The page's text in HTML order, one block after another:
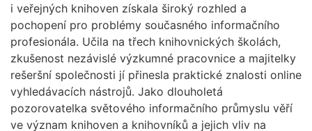
i veřejných knihoven získala široký rozhled a
pochopení pro problémy současného informačního
profesionála. Učila na třech knihovnických školách,
zkušenost nezávislé výzkumné pracovnice a majitelky
rešeršní společnosti jí přinesla praktické znalosti online
vyhledávacích nástrojů. Jako dlouholetá
pozorovatelka světového informačního průmyslu věří
ve význam knihoven a knihovníků a jejich vliv na